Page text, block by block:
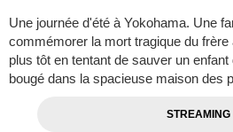
Une journée d'été à Yokohama. Une
commémorer la mort tragique du
plus tôt en tentant de sauver un
bougé dans la spacieuse maison des
STREAMING